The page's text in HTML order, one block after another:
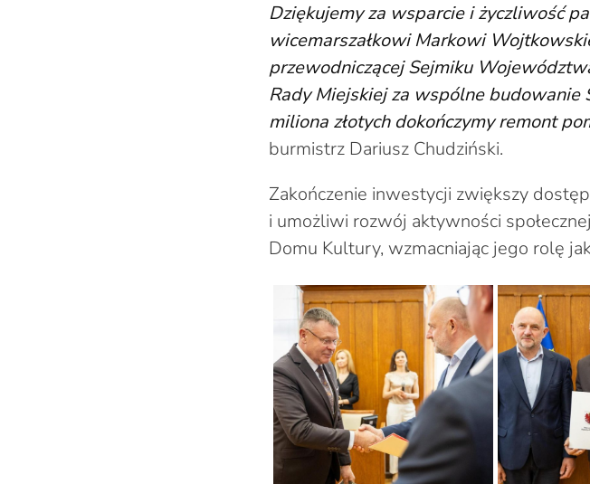
Dziękujemy za wsparcie i życzliwość
wicemarszałkowi Markowi
przewodniczącej Sejmiku
Rady Miejskiej za wspólne budowanie
miliona złotych dokończymy remont
burmistrz Dariusz Chudziński.
Zakończenie inwestycji zwiększy
i umożliwi rozwój aktywności
Domu Kultury, wzmacniając jego rolę